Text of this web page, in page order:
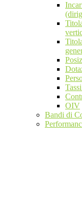
OIV
Bandi di